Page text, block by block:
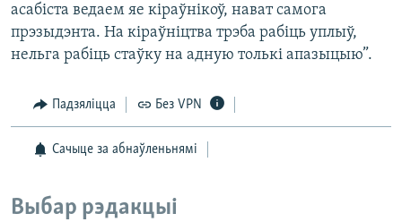
асабіста ведаем яе кіраўнікоў, нават самога
прэзыдэнта. На кіраўніцтва трэба рабіць уплыў,
нельга рабіць стаўку на адную толькі апазыцыю”.
Падзяліцца Без VPN
Сачыце за абнаўленьнямі
Выбар рэдакцыі